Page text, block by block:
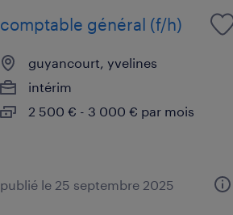
comptable général (f/h)
guyancourt, yvelines
intérim
2 500 € - 3 000 € par mois
publié le 25 septembre 2025